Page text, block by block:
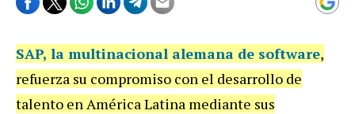
SAP, la multinacional alemana de software,
refuerza su compromiso con el desarrollo de
talento en América Latina mediante sus